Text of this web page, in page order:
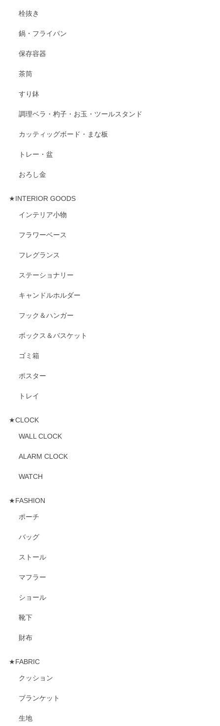
栓抜き
鍋・フライパン
保存容器
茶筒
すり鉢
調理ベラ・杓子・お玉・ツールスタンド
カッティッグボード・まな板
トレー・盆
おろし金
★INTERIOR GOODS
インテリア小物
フラワーベース
フレグランス
ステーショナリー
キャンドルホルダー
フック＆ハンガー
ボックス＆バスケット
ゴミ箱
ポスター
トレイ
★CLOCK
WALL CLOCK
ALARM CLOCK
WATCH
★FASHION
ポーチ
バッグ
ストール
マフラー
ショール
靴下
財布
★FABRIC
クッション
ブランケット
生地